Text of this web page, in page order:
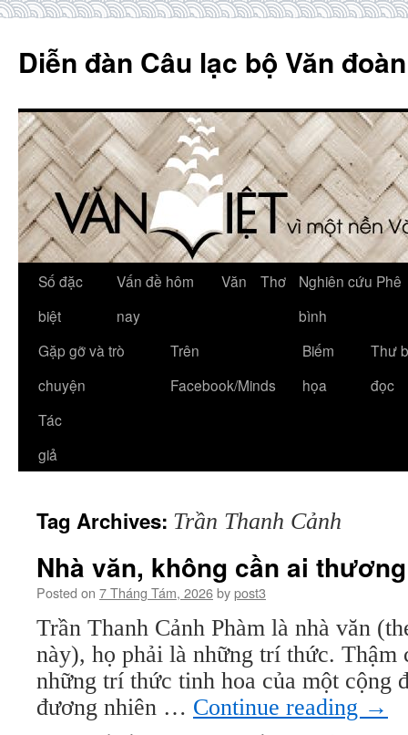
content
Diễn đàn Câu lạc bộ Văn
Số đặc
biệt
Vấn đề hôm
nay
Văn Thơ
Nghiên cứu Phê
bình
Gặp gỡ và trò
chuyện
Trên
Facebook/Minds
Biếm
họa
Thư
đọc
Tác
giả
Tag Archives: Trần Thanh Cảnh
Nhà văn, không cần ai
Posted on 7 Tháng Tám, 2026bypost3
Trần Thanh Cảnh Phàm là nhà văn
này), họ phải là những trí thức. Thậm
những trí thức tinh hoa của một cộng
đương nhiên … Continue reading →